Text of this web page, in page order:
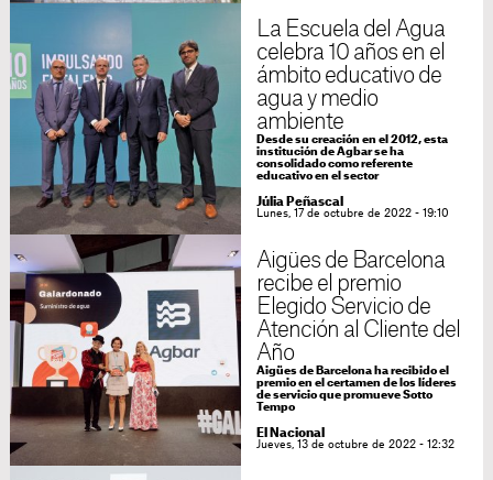
La Escuela del Agua
celebra 10 años en el
ámbito educativo de
agua y medio
ambiente
Desde su creación en el 2012, esta
institución de Agbar se ha
consolidado como referente
educativo en el sector
Júlia Peñascal
Lunes, 17 de octubre de 2022 - 19:10
Aigües de Barcelona
recibe el premio
Elegido Servicio de
Atención al Cliente del
Año
Aigües de Barcelona ha recibido el
premio en el certamen de los líderes
de servicio que promueve Sotto
Tempo
El Nacional
Jueves, 13 de octubre de 2022 - 12:32